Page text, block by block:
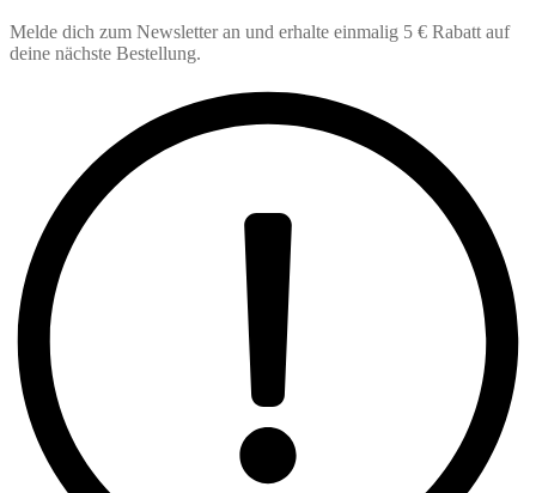
Melde dich zum Newsletter an und erhalte einmalig 5 € Rabatt auf
deine nächste Bestellung.